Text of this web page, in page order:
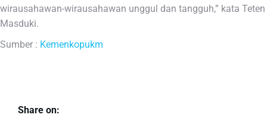
wirausahawan-wirausahawan unggul dan tangguh,” kata Teten
Masduki.
Sumber : Kemenkopukm
Share on: